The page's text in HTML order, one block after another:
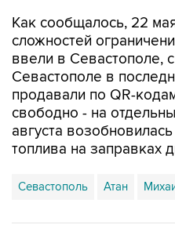
Как сообщалось, 22
сложностей
ввели в Севастополе,
Севастополе в
продавали по QR-
свободно - на
августа
топлива на заправках
Севастополь Атан